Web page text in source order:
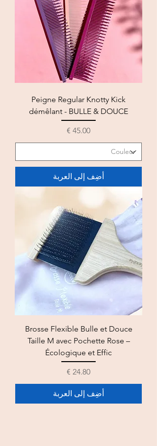
Peigne Regular Knotty Kick
démêlant - BULLE & DOUCE
السعر
أضِف إلى العربة
Brosse Flexible Bulle et Douce
Taille M avec Pochette Rose –
Écologique et Effic
السعر
أضِف إلى العربة